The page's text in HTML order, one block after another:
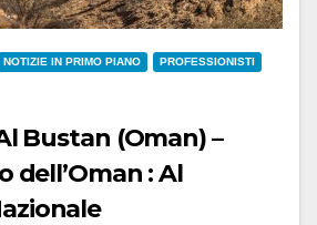
NOTIZIE IN PRIMO PIANO PROFESSIONISTI
Bustan (Oman) –
dell’Oman : Al